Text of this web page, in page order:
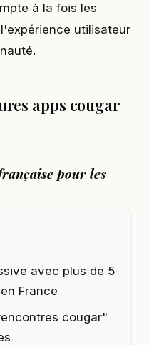
à la fois les
utilisateur
apps cougar
pour les
avec plus de 5
France
cougar"